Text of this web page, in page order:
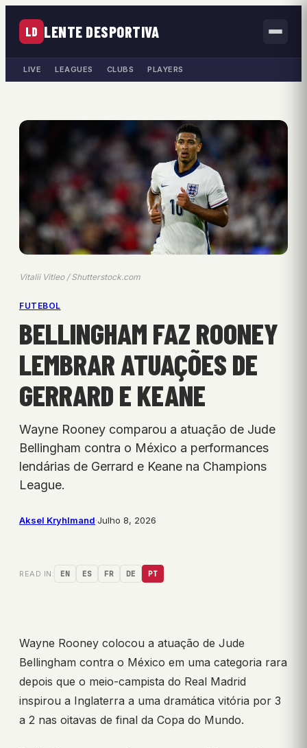
LD LENTE DESPORTIVA
LIVE LEAGUES CLUBS PLAYERS
Vitalii Vitleo / Shutterstock.com
FUTEBOL
BELLINGHAM FAZ ROONEY
LEMBRAR ATUAÇÕES DE
GERRARD E KEANE
Wayne Rooney comparou a atuação de Jude
Bellingham contra o México a performances
lendárias de Gerrard e Keane na Champions
League.
Aksel Kryhlmand·Julho 8, 2026
READ IN: EN ES FR DE PT
Wayne Rooney colocou a atuação de Jude
Bellingham contra o México em uma categoria rara
depois que o meio-campista do Real Madrid
inspirou a Inglaterra a uma dramática vitória por 3
a 2 nas oitavas de final da Copa do Mundo.